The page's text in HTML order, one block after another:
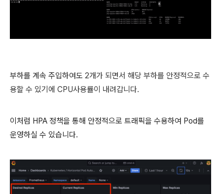
부하를 계속 주입하여도 2개가 되면서 해당 부하를 안정적으로 수
용할 수 있기에 CPU사용률이 내려갑니다.
이처럼 HPA 정책을 통해 안정적으로 트래픽을 수용하여 Pod를
운영하실 수 있습니다.